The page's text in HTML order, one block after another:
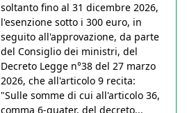
soltanto fino al 31 dicembre 2026,
l'esenzione sotto i 300 euro, in
seguito all'approvazione, da parte
del Consiglio dei ministri, del
Decreto Legge n°38 del 27 marzo
2026, che all'articolo 9 recita:
"Sulle somme di cui all'articolo 36,
comma 6-quater, del decreto...